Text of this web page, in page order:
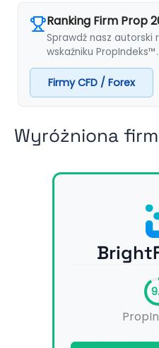
Ranking Firm Prop
Sprawdź nasz autorski
wskaźniku PropIndeks™.
Firmy CFD / Forex
Wyróżniona